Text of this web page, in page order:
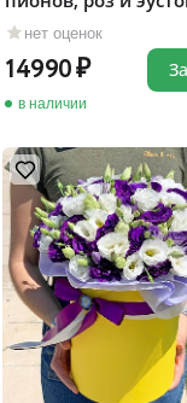
нет оценок
14990
в наличии